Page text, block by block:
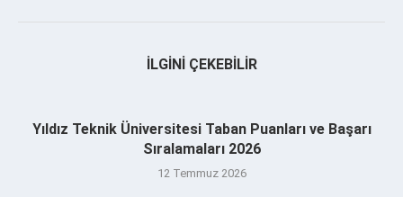
İLGINI ÇEKEBILIR
Yıldız Teknik Üniversitesi Taban Puanları ve Başarı
Sıralamaları 2026
12 Temmuz 2026